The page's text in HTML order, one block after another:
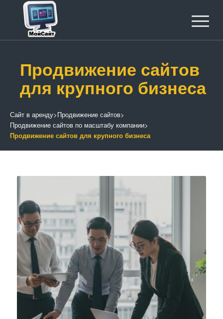
Продвижение сайтов
для крупного бизнеса
Сайт в аренду>Продвижение сайтов>
Продвижение сайтов по масштабу компании>
Продвижение сайтов для крупного бизнеса